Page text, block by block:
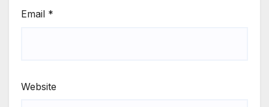
Email *
Website